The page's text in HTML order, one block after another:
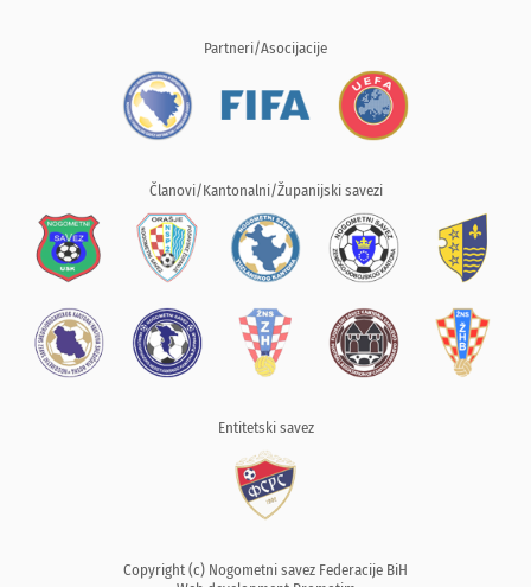
Partneri/Asocijacije
Članovi/Kantonalni/Županijski savezi
Entitetski savez
Copyright (c) Nogometni savez Federacije BiH